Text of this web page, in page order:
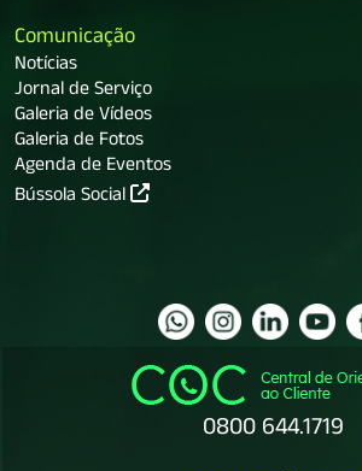
Comunicação
Notícias
Jornal de Serviço
Galeria de Vídeos
Galeria de Fotos
Agenda de Eventos
Bússola Social
0800 644.1719